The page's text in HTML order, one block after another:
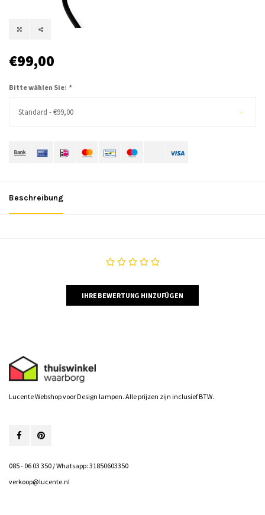
€99,00
Bitte wählen Sie: *
Standard - €99,00
Beschreibung
IHRE BEWERTUNG HINZUFÜGEN
Lucente Webshop voor Design lampen. Alle prijzen zijn inclusief BTW.
085 - 06 03 350 / Whatsapp: 31850603350
verkoop@lucente.nl